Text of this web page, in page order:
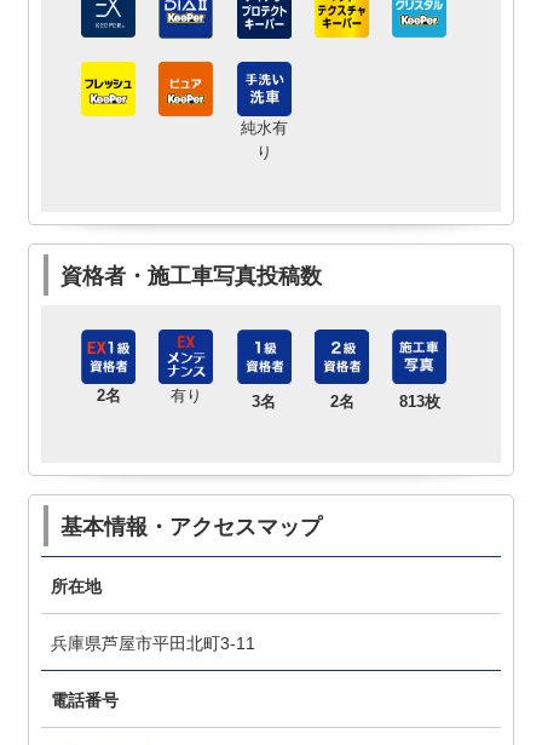
純水有
り
資格者・施工車写真投稿数
2名 有り 3名 2名 813枚
基本情報・アクセスマップ
所在地
兵庫県芦屋市平田北町3-11
電話番号